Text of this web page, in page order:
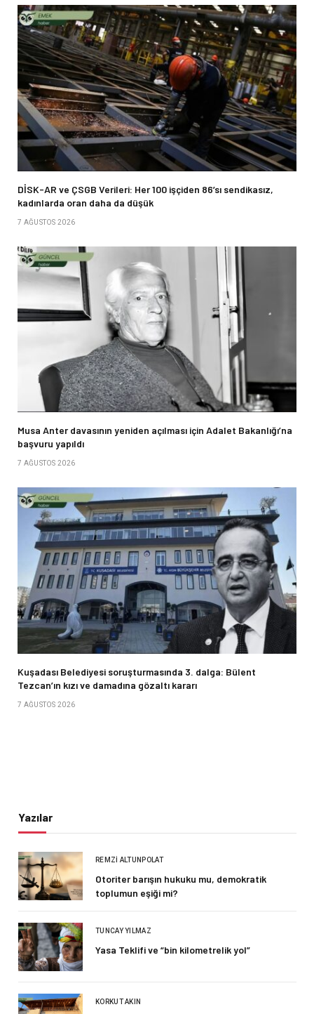
DİSK-AR ve ÇSGB Verileri: Her 100 işçiden 86’sı sendikasız,
kadınlarda oran daha da düşük
7 AĞUSTOS 2026
Musa Anter davasının yeniden açılması için Adalet Bakanlığı’na
başvuru yapıldı
7 AĞUSTOS 2026
Kuşadası Belediyesi soruşturmasında 3. dalga: Bülent
Tezcan’ın kızı ve damadına gözaltı kararı
7 AĞUSTOS 2026
Yazılar
REMZI ALTUNPOLAT
Otoriter barışın hukuku mu, demokratik
toplumun eşiği mi?
TUNCAY YILMAZ
Yasa Teklifi ve “bin kilometrelik yol”
KORKUT AKIN